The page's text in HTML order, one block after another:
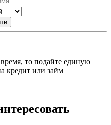
то подайте единую
кредит или займ